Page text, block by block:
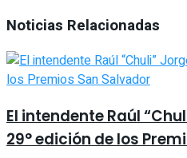
Noticias Relacionadas
El intendente Raúl
29° edición de los